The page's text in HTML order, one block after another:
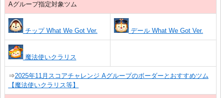
Aグループ指定対象ツム
チップ What We Got Ver. デール What We Got Ver.
魔法使いクラリス
⇒2025年11月スコアチャレンジ Aグループのボーダーとおすすめツム
【魔法使いクラリス等】